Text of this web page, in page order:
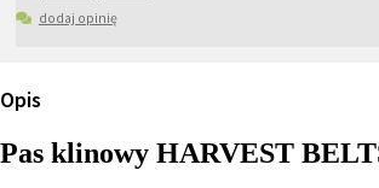
dodaj opinię
Opis
Pas klinowy HARVEST